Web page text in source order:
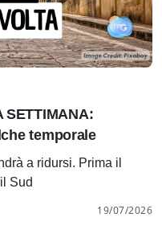
SETTIMANA:
temporale
a ridursi. Prima il
Sud
19/07/2026